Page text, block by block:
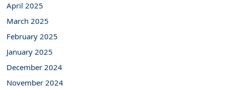
April 2025
March 2025
February 2025
January 2025
December 2024
November 2024